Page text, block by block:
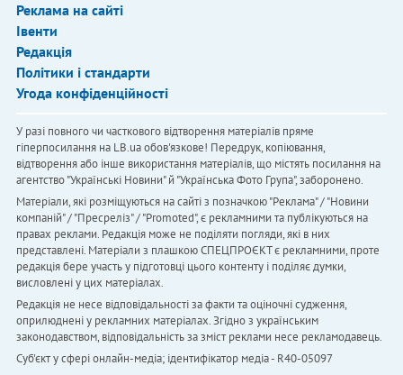
Реклама на сайті
Івенти
Редакція
Політики і стандарти
Угода конфіденційності
У разі повного чи часткового відтворення матеріалів пряме
гіперпосилання на LB.ua обов'язкове! Передрук, копіювання,
відтворення або інше використання матеріалів, що містять посилання на
агентство "Українськi Новини" й "Українська Фото Група", заборонено.
Матеріали, які розміщуються на сайті з позначкою "Реклама" / "Новини
компаній" / "Пресреліз" / "Promoted", є рекламними та публікуються на
правах реклами. Редакція може не поділяти погляди, які в них
представлені. Матеріали з плашкою СПЕЦПРОЄКТ є рекламними, проте
редакція бере участь у підготовці цього контенту і поділяє думки,
висловлені у цих матеріалах.
Редакція не несе відповідальності за факти та оціночні судження,
оприлюднені у рекламних матеріалах. Згідно з українським
законодавством, відповідальність за зміст реклами несе рекламодавець.
Cуб'єкт у сфері онлайн-медіа; ідентифікатор медіа - R40-05097